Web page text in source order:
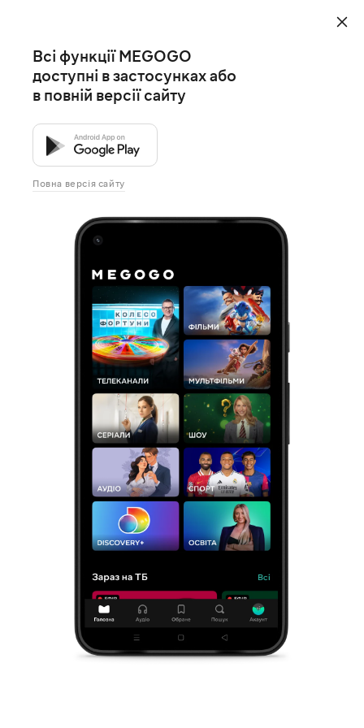
Всі функції MEGOGO
доступні в застосунках або
в повній версії сайту
Повна версія сайту